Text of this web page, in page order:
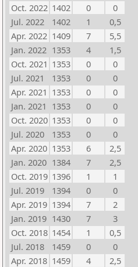
Oct. 2022 1402 0
0
Jul. 2022
1402 1
0,5
Apr. 2022 1409 7
5,5
Jan. 2022 1353 4
1,5
Oct. 2021 1353 0
0
Jul. 2021
1353 0
0
Apr. 2021 1353 0
0
Jan. 2021 1353 0
0
Oct. 2020 1353 0
0
Jul. 2020
1353 0
0
Apr. 2020 1353 6
2,5
Jan. 2020 1384 7
2,5
Oct. 2019 1396 1
1
Jul. 2019
1394 0
0
Apr. 2019 1394 7
2
Jan. 2019 1430 7
3
Oct. 2018 1454 1
0,5
Jul. 2018
1459 0
0
Apr. 2018 1459 4
2,5